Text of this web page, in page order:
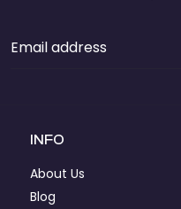
Email address
INFO
About Us
Blog